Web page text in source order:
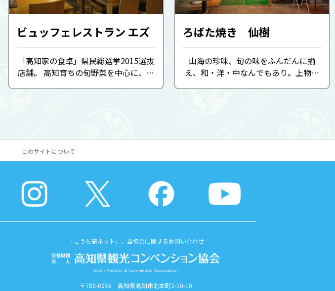
ビュッフェレストラン エズ
「高知家の食卓」県民総選挙2015選抜
店舗。 高知育ちの旬野菜を中心に、四
ろばた焼き 仙樹
山海の珍味、旬の味をふんだんに揃
え、和・洋・中なんでもあり。上物の
このサイトについて
「こうち旅ネット」、当協会に関するお問い合わせ
〒780-0056 高知県高知市北本町2-10-10